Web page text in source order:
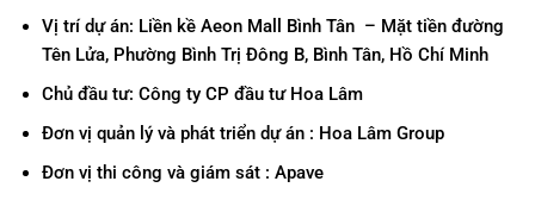
Vị trí dự án: Liền kề Aeon Mall Bình Tân – Mặt tiền đường
Tên Lửa, Phường Bình Trị Đông B, Bình Tân, Hồ Chí Minh
Chủ đầu tư: Công ty CP đầu tư Hoa Lâm
Đơn vị quản lý và phát triển dự án : Hoa Lâm Group
Đơn vị thi công và giám sát : Apave